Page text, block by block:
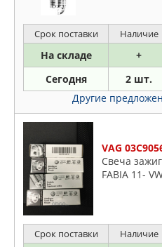
Срок поставки Наличие
На складе +
Сегодня 2 шт.
Другие
VAG
Свеча
FABIA 11-
Срок поставки Наличие